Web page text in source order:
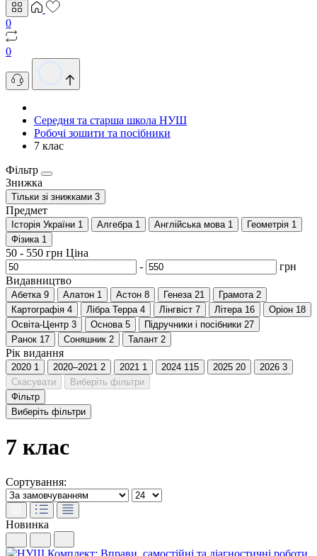
0
0
Середня та старша школа НУШ
Робочі зошити та посібники
7 клас
Фільтр
Знижка
Тільки зі знижками 3
Предмет
Історія України 1 Алгебра 1 Англійська мова 1 Геометрія 1
Фізика 1
50 - 550 грн Ціна
-
грн
Видавництво
Абетка 9 Алатон 1 Астон 8 Генеза 21 Грамота 2
Картографія 4 Лібра Терра 4 Лінгвіст 7 Літера 16 Оріон 18
Освіта-Центр 3 Основа 5 Пiдручники i посiбники 27
Ранок 17 Соняшник 2 Талант 2
Рік видання
2020 1 2020–2021 2 2021 1 2024 115 2025 20 2026 3
Скасувати
Виберіть фільтри
Фільтр
Виберіть фільтри
7 клас
Сортування:
Новинка